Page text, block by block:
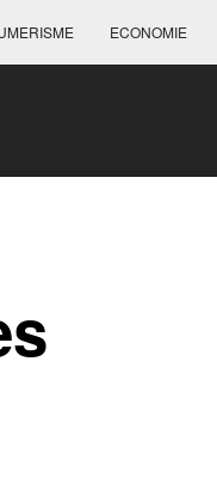
ECONOMIE